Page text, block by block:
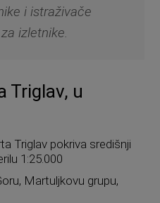
i istraživače
izletnike.
Triglav, u
Triglav pokriva središnji
1:25.000
Martuljkovu grupu,